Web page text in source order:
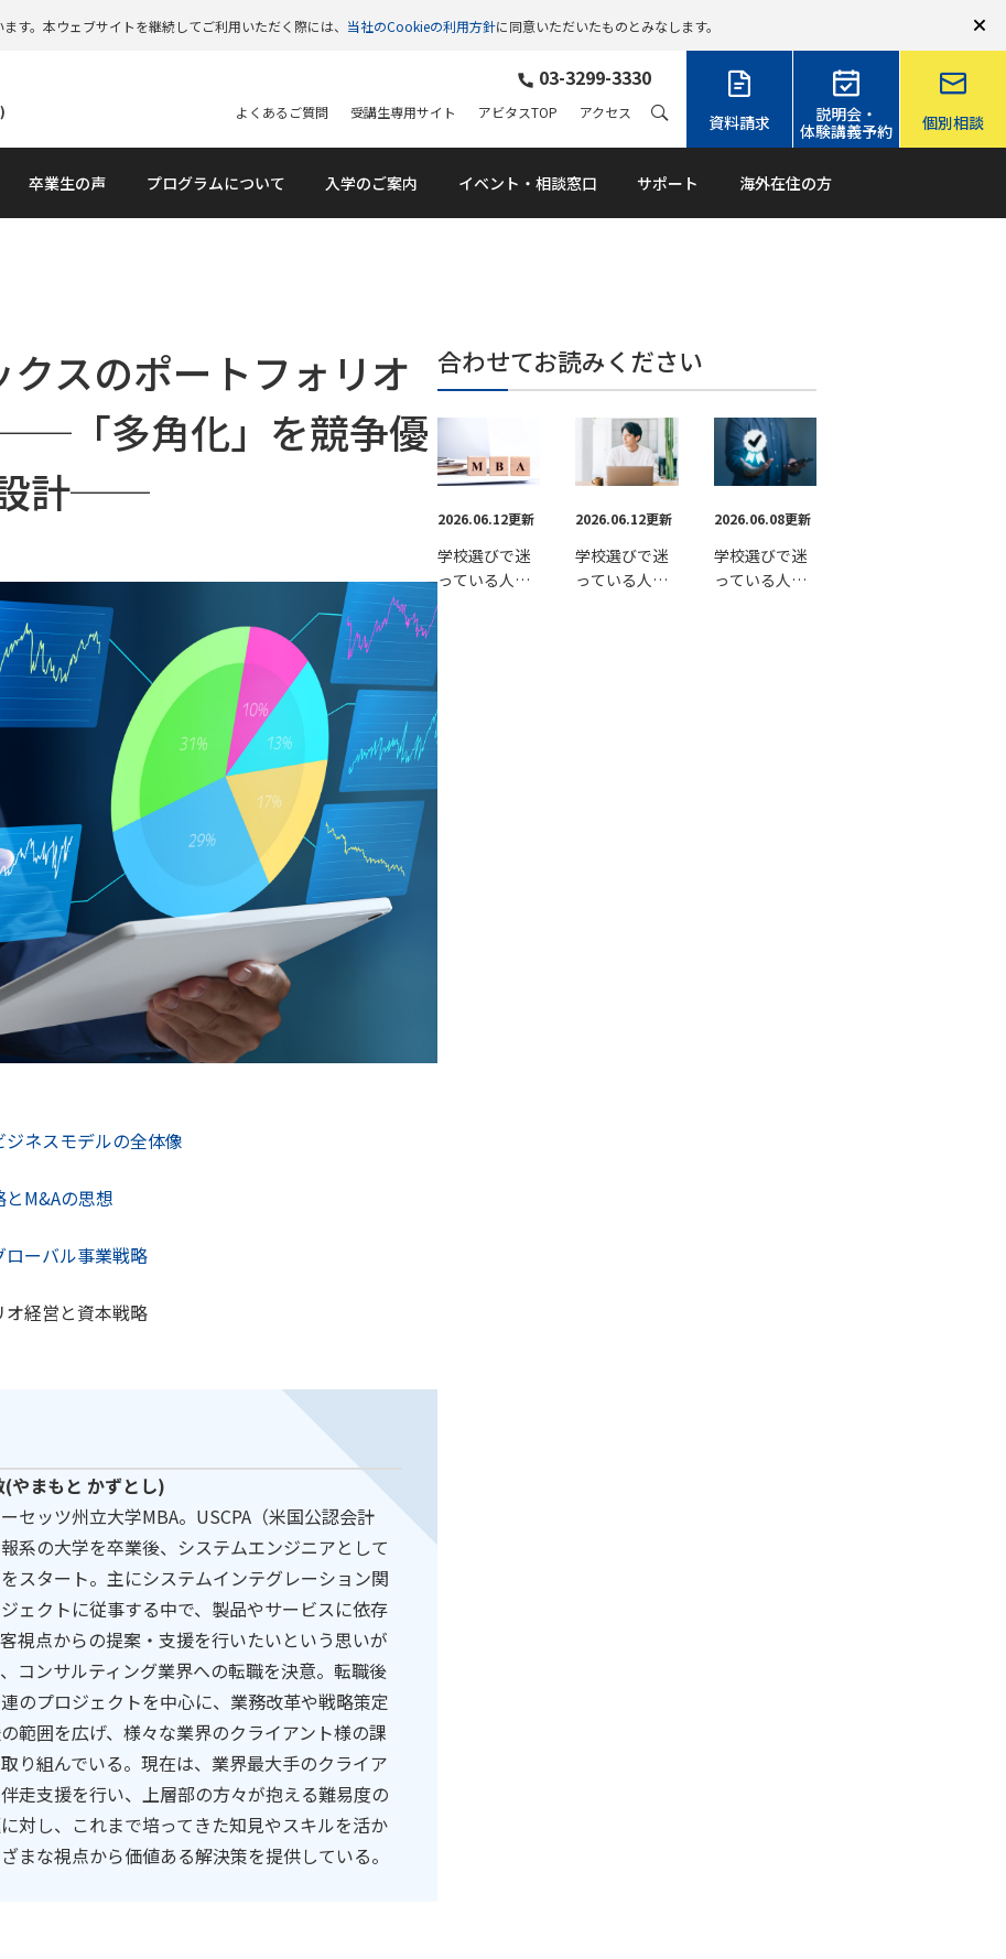
す。本ウェブサイトを継続してご利用いただく際には、 当社のCookieの利用方針に同意いただいたものとみなします。
資料請求
説明会・
体験講義予約
個別相談
03-3299-3330
卒業生の声 プログラムについて 入学のご案内 イベント・相談窓口 サポート 海外在住の方
よくあるご質問 受講生専用サイト アビタスTOP アクセス
クスのポートフォリオ
「多角化」を競争優
設計──
ジネスモデルの全体像
とM&Aの思想
ローバル事業戦略
オ経営と資本戦略
(やまもと かずとし)
セッツ州立大学MBA。USCPA（米国公認会計
系の大学を卒業後、システムエンジニアとして
スタート。主にシステムインテグレーション関
ェクトに従事する中で、製品やサービスに依存
視点からの提案・支援を行いたいという思いが
コンサルティング業界への転職を決意。転職後
のプロジェクトを中心に、業務改革や戦略策定
範囲を広げ、様々な業界のクライアント様の課
り組んでいる。現在は、業界最大手のクライア
走支援を行い、上層部の方々が抱える難易度の
対し、これまで培ってきた知見やスキルを活か
まな視点から価値ある解決策を提供している。
合わせてお読みください
2026.06.12更新
学校選びで迷
っている人へ
2026.06.12更新
学校選びで迷
っている人へ
2026.06.08更新
学校選びで迷
っている人へ